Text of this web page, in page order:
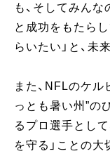
も、そしてみん
と成功をもたら
らいたい」と、未
また、NFLのケル
っとも暑い州”の
るプロ選手とし
を守る」ことの大